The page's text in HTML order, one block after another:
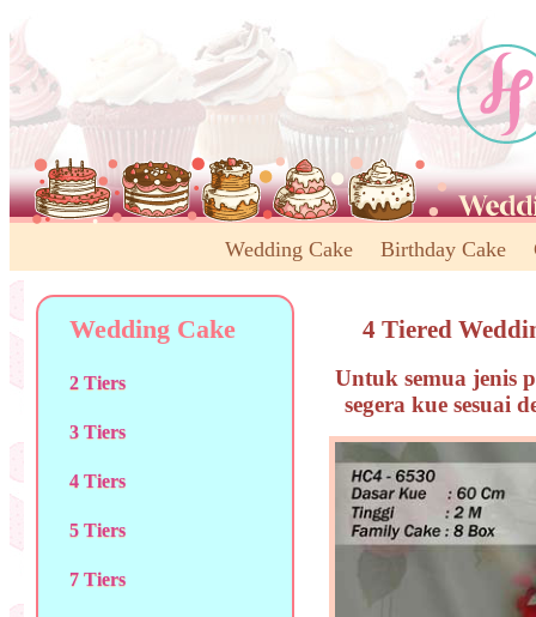
Wedding Cake Birthday Cake
Wedding Cake
2 Tiers
3 Tiers
4 Tiers
5 Tiers
7 Tiers
4 Tiered
Untuk semua jenis
segera kue sesuai